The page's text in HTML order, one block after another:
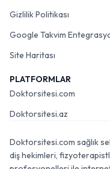
Gizlilik Politikası
Google Takvim
Site Haritası
PLATFORMLAR
Doktorsitesi.com
Doktorsitesi.az
Doktorsitesi.com sağlık
diş hekimleri,